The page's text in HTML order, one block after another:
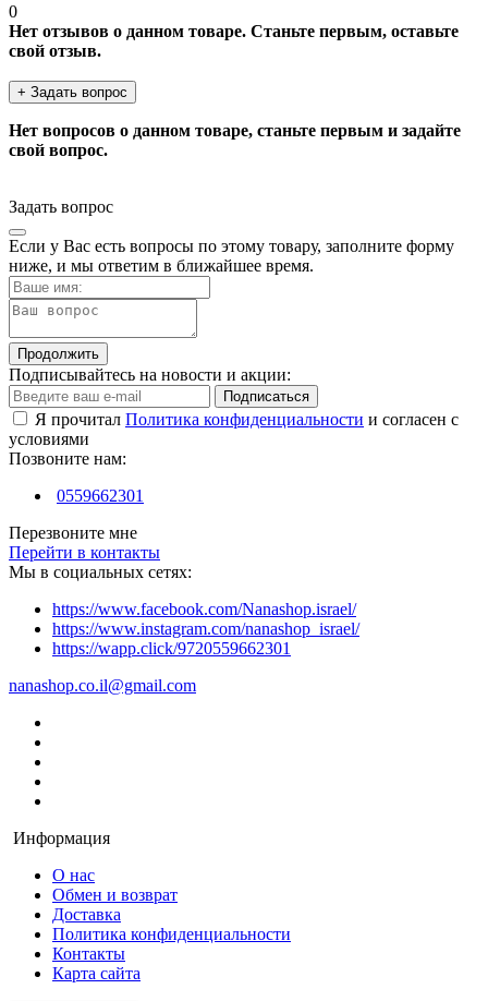
0
Нет отзывов о данном товаре. Станьте первым, оставьте
свой отзыв.
+ Задать вопрос
Нет вопросов о данном товаре, станьте первым и задайте
свой вопрос.
Задать вопрос
Если у Вас есть вопросы по этому товару, заполните форму
ниже, и мы ответим в ближайшее время.
Продолжить
Подписывайтесь на новости и акции:
Подписаться
Я прочитал Политика конфиденциальности и согласен с
условиями
Позвоните нам:
0559662301
Перезвоните мне
Перейти в контакты
Мы в социальных сетях:
https://www.facebook.com/Nanashop.israel/
https://www.instagram.com/nanashop_israel/
https://wapp.click/9720559662301
nanashop.co.il@gmail.com
Информация
О нас
Обмен и возврат
Доставка
Политика конфиденциальности
Контакты
Карта сайта